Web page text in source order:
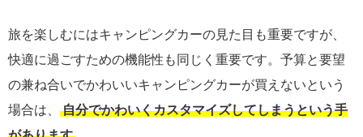
旅を楽しむにはキャンピングカーの見た目も重要ですが、
快適に過ごすための機能性も同じく重要です。予算と要望
の兼ね合いでかわいいキャンピングカーが買えないという
場合は、
自分でかわいくカスタマイズしてしまうという手